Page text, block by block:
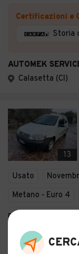
Certificazioni e
Storia
AUTOMEK
Calasetta (CI)
13
Usato
Metano - Euro 4
Descrizione
Certificazioni e